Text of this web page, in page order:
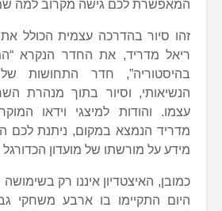
המאפשרת לכם גישה מקרוב למה
זהו סיור בהדרכה עצמית הכולל
ריאל מדריד, את החדר הנקרא
בהיסטוריה”, חדר התחושות
הנשיאותי, וסיור בתוך מנהרת
עצמו. והודות למיצגי וידאו
מדריד הנמצא במקום, ניתנת לכם
מידע על מורשתו של מועדון הכדורגל
כמובן, האיצטדיון איננו רק
היום התקיימו בו ארבע משחקי